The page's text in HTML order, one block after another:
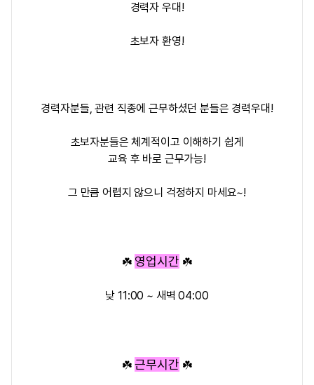
경력자 우대!
초보자 환영!
경력자분들, 관련 직종에 근무하셨던 분들은 경력우대!
초보자분들은 체계적이고 이해하기 쉽게
교육 후 바로 근무가능!
그 만큼 어렵지 않으니 걱정하지 마세요~!
☘️ 영업시간 ☘️
낮 11:00 ~ 새벽 04:00
☘️ 근무시간 ☘️